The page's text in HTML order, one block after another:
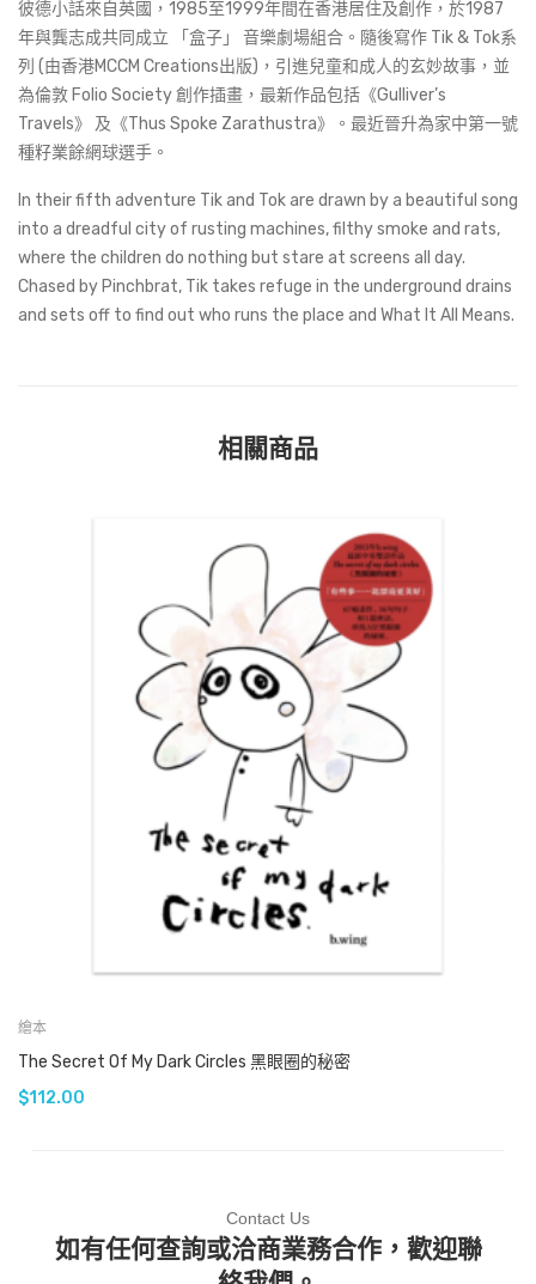
彼德小話來自英國，1985至1999年間在香港居住及創作，於1987
年與龔志成共同成立 「盒子」 音樂劇場組合。隨後寫作 Tik & Tok系
列 (由香港MCCM Creations出版)，引進兒童和成人的玄妙故事，並
為倫敦 Folio Society 創作插畫，最新作品包括《Gulliver’s
Travels》 及《Thus Spoke Zarathustra》。最近晉升為家中第一號
種籽業餘網球選手。
In their fifth adventure Tik and Tok are drawn by a beautiful song
into a dreadful city of rusting machines, filthy smoke and rats,
where the children do nothing but stare at screens all day.
Chased by Pinchbrat, Tik takes refuge in the underground drains
and sets off to find out who runs the place and What It All Means.
相關商品
繪本
The Secret Of My Dark Circles 黑眼圈的秘密
$112.00
Contact Us
如有任何查詢或洽商業務合作，歡迎聯